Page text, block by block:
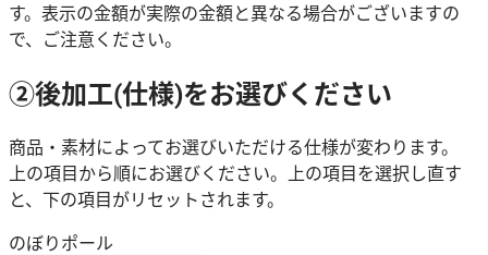
す。表示の金額が実際の金額と異なる場合がございますの
で、ご注意ください。
②後加工(仕様)をお選びください
商品・素材によってお選びいただける仕様が変わります。
上の項目から順にお選びください。上の項目を選択し直す
と、下の項目がリセットされます。
のぼりポール